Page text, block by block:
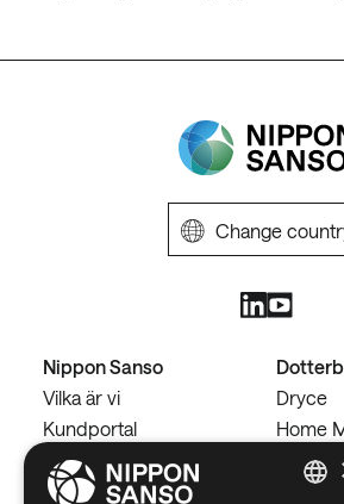
Change
Nippon Sanso
Vilka är vi
Kundportal
Behöver du hjälp?
Dryce
Home